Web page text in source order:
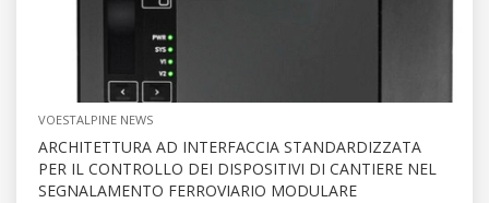
VOESTALPINE NEWS
ARCHITETTURA AD INTERFACCIA STANDARDIZZATA
PER IL CONTROLLO DEI DISPOSITIVI DI CANTIERE NEL
SEGNALAMENTO FERROVIARIO MODULARE